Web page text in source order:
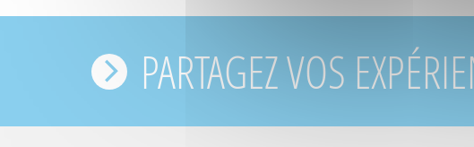
PARTAGEZ VOS